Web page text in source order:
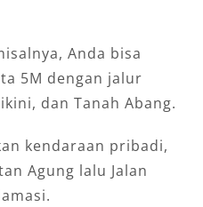
Anda bisa
5M dengan jalur
dan Tanah Abang.
kendaraan pribadi,
Agung lalu Jalan